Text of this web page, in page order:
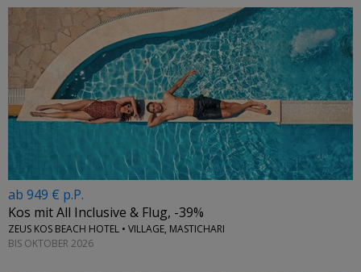
ab 949 € p.P.
Kos mit All Inclusive & Flug, -39%
ZEUS KOS BEACH HOTEL • VILLAGE, MASTICHARI
BIS OKTOBER 2026